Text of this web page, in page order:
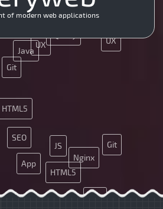
HTML5
JS
Java
UX
CSS
Git
HTML5
Nginx
SEO
UX
Git
App
of modern web applications